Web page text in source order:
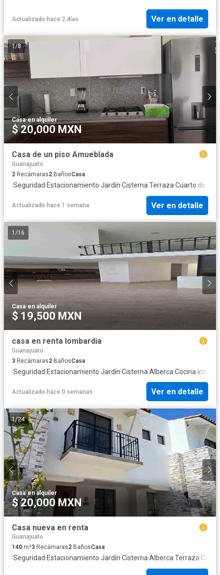
Actualizado hace 2 días Ver en detalle
1/8
Casa·en alquiler
$ 20,000 MXN
Casa de un piso Amueblada
Guanajuato
2 Recámaras2 BañosCasa
·Seguridad·Estacionamiento·Jardín·Cisterna·Terraza·Cuarto de
Actualizado hace 1 semana Ver en detalle
1 /16
Casa·en alquiler
$ 19,500 MXN
casa en renta lombardia
Guanajuato
3 Recámaras2 BañosCasa
·Seguridad·Estacionamiento·Jardín·Cisterna·Alberca·Cocina
Actualizado hace 0 semanas Ver en detalle
1/24
Casa·en alquiler
$ 20,000 MXN
Casa nueva en renta
Guanajuato
140 m²3 Recámaras2 BañosCasa
·Seguridad·Estacionamiento·Jardín·Cisterna·Alberca·Terraza·